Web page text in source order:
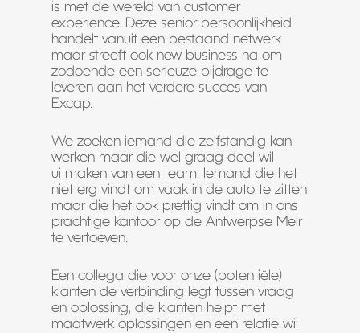
is met de wereld van customer
experience. Deze senior persoonlijkheid
handelt vanuit een bestaand netwerk
maar streeft ook new business na om
zodoende een serieuze bijdrage te
leveren aan het verdere succes van
Excap.
We zoeken iemand die zelfstandig kan
werken maar die wel graag deel wil
uitmaken van een team. Iemand die het
niet erg vindt om vaak in de auto te zitten
maar die het ook prettig vindt om in ons
prachtige kantoor op de Antwerpse Meir
te vertoeven.
Een collega die voor onze (potentiële)
klanten de verbinding legt tussen vraag
en oplossing, die klanten helpt met
maatwerk oplossingen en een relatie wil